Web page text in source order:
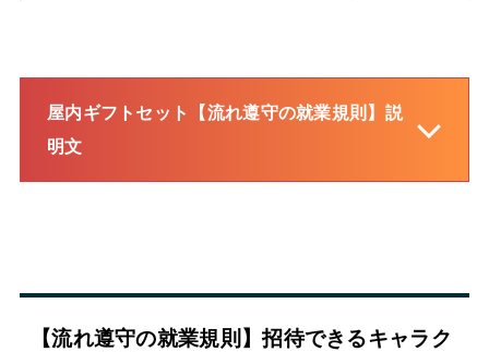
屋内ギフトセット【流れ遵守の就業規則】説
明文
【流れ遵守の就業規則】招待できるキャラク